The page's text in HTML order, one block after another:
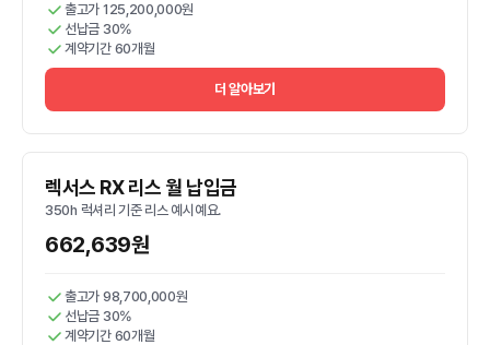
출고가 125,200,000원
선납금 30%
계약기간 60개월
더 알아보기
렉서스 RX 리스 월 납입금
350h 럭셔리 기준 리스 예시예요.
662,639원
출고가 98,700,000원
선납금 30%
계약기간 60개월